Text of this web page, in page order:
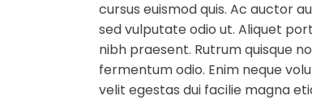
cursus euismod quis. Ac auctor
sed vulputate odio ut. Aliquet
nibh praesent. Rutrum quisque
fermentum odio. Enim neque
velit egestas dui facilie magna